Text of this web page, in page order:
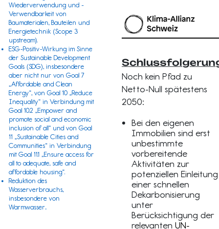
Wiederverwendung und -
Verwendbarkeit von
Baumaterialen, Bauteilen und
Energietechnik (Scope 3
upstream).
ESG-Positiv-Wirkung im Sinne
der Sustainable Development
Goals (SDG), insbesondere
aber nicht nur von Goal 7
„Affordable and Clean
Energy“, von Goal 10 „Reduce
Inequality“ in Verbindung mit
Goal 10.2 „Empower and
promote social and economic
inclusion of all“ und von Goal
11 „Sustainable Cities and
Communities“ in Verbindung
mit Goal 11.1 „Ensure access for
all to adequate, safe and
affordable housing“.
Reduktion des
Wasserverbrauchs,
insbesondere von
Warmwasser.
Noch kein Pfad zu
Netto-Null spätestens
2050:
Bei den eigenen
Immobilien sind erst
unbestimmte
vorbereitende
Aktivitäten zur
potenziellen Einleitung
einer schnellen
Dekarbonisierung
unter
Berücksichtigung der
relevanten UN-